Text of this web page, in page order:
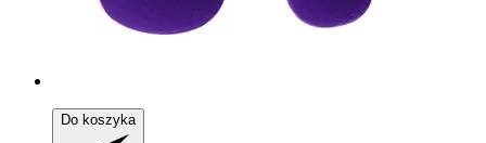
Do koszyka